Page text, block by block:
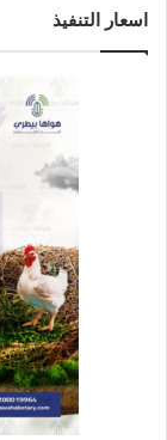
اسعار التنفيذ